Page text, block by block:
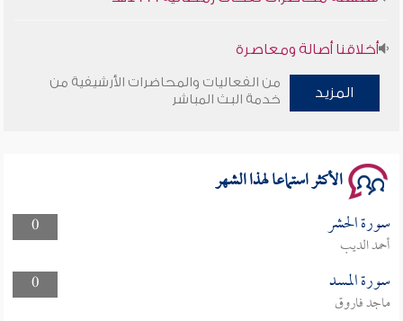
أخلاقنا أصالة ومعاصرة
وأمنهم من خوف 9
المزيد
من الفعاليات والمحاضرات الأرشيفية من
خدمة البث المباشر
الأكثر استماعا لهذا الشهر
0 سورة الحشر
أحمد الديب
0
سورة المسد
ماجد فاروق